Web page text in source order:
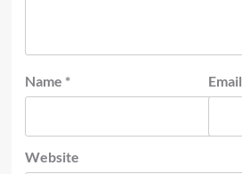
Name * Email
Website